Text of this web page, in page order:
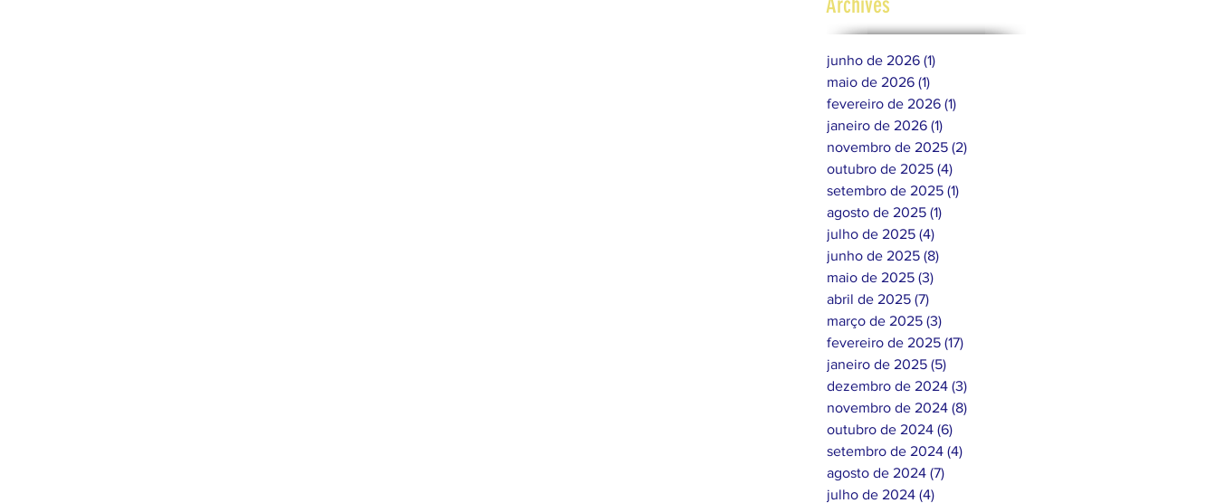
junho de 2026 (1)
maio de 2026 (1)
fevereiro de 2026 (1)
janeiro de 2026 (1)
novembro de 2025 (2)
outubro de 2025 (4)
setembro de 2025 (1)
agosto de 2025 (1)
julho de 2025 (4)
junho de 2025 (8)
maio de 2025 (3)
abril de 2025 (7)
março de 2025 (3)
fevereiro de 2025 (17)
janeiro de 2025 (5)
dezembro de 2024 (3)
novembro de 2024 (8)
outubro de 2024 (6)
setembro de 2024 (4)
agosto de 2024 (7)
julho de 2024 (4)